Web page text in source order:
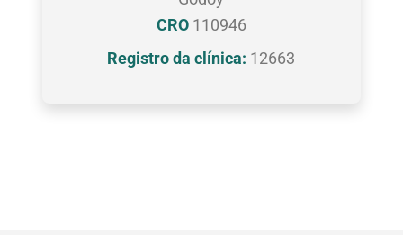
CRO110946
Registro da clínica: 12663